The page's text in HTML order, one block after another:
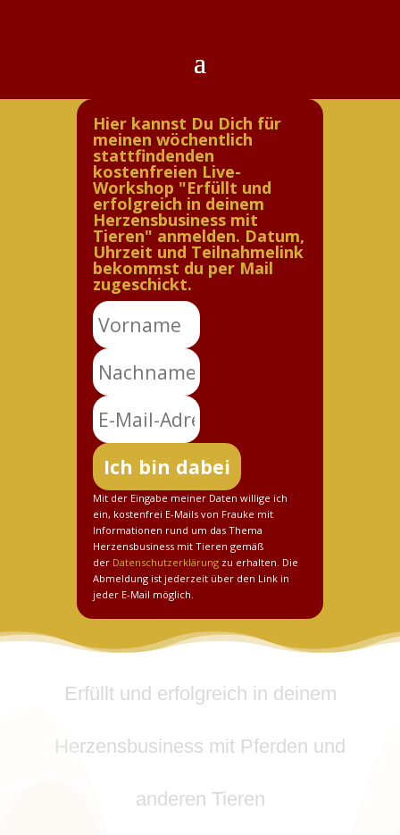
Hier kannst Du Dich für
meinen wöchentlich
stattfindenden
kostenfreien Live-
Workshop "Erfüllt und
erfolgreich in deinem
Herzensbusiness mit
Tieren" anmelden. Datum,
Uhrzeit und Teilnahmelink
bekommst du per Mail
zugeschickt.
Mit der Eingabe meiner Daten willige ich
ein, kostenfrei E-Mails von Frauke mit
Informationen rund um das Thema
Herzensbusiness mit Tieren gemäß
der Datenschutzerklärung zu erhalten. Die
Abmeldung ist jederzeit über den Link in
jeder E-Mail möglich.
Erfüllt und erfolgreich in deinem
Herzensbusiness mit Pferden und
anderen Tieren